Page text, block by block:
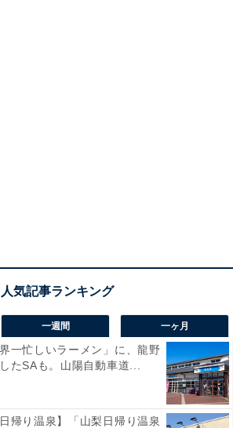
一週間 一ヶ月
一忙しいラーメン」に、龍野
たSAも。山陽自動車道...
帰り温泉】「山梨日帰り温泉